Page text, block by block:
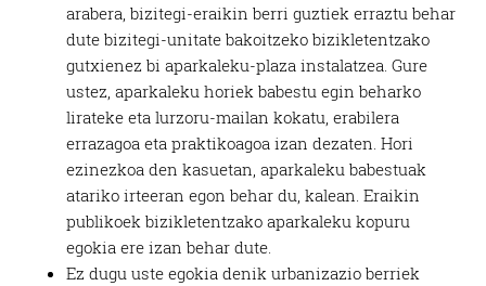
arabera, bizitegi-eraikin berri guztiek erraztu behar
dute bizitegi-unitate bakoitzeko bizikletentzako
gutxienez bi aparkaleku-plaza instalatzea. Gure
ustez, aparkaleku horiek babestu egin beharko
lirateke eta lurzoru-mailan kokatu, erabilera
errazagoa eta praktikoagoa izan dezaten. Hori
ezinezkoa den kasuetan, aparkaleku babestuak
atariko irteeran egon behar du, kalean. Eraikin
publikoek bizikletentzako aparkaleku kopuru
egokia ere izan behar dute.
Ez dugu uste egokia denik urbanizazio berriek